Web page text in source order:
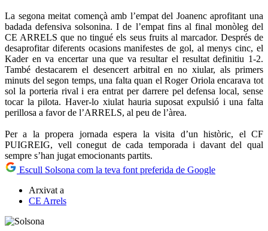
La segona meitat començà amb l’empat del Joanenc aprofitant una
badada defensiva solsonina. I de l’empat fins al final monòleg del
CE ARRELS que no tingué els seus fruits al marcador. Després de
desaprofitar diferents ocasions manifestes de gol, al menys cinc, el
Kader en va encertar una que va resultar el resultat definitiu 1-2.
També destacarem el desencert arbitral en no xiular, als primers
minuts del segon temps, una falta quan el Roger Oriola encarava tot
sol la porteria rival i era entrat per darrere pel defensa local, sense
tocar la pilota. Haver-lo xiulat hauria suposat expulsió i una falta
perillosa a favor de l’ARRELS, al peu de l’àrea.
Per a la propera jornada espera la visita d’un històric, el CF
PUIGREIG, vell conegut de cada temporada i davant del qual
sempre s’han jugat emocionants partits.
Escull Solsona com la teva font preferida de Google
Arxivat a
CE Arrels